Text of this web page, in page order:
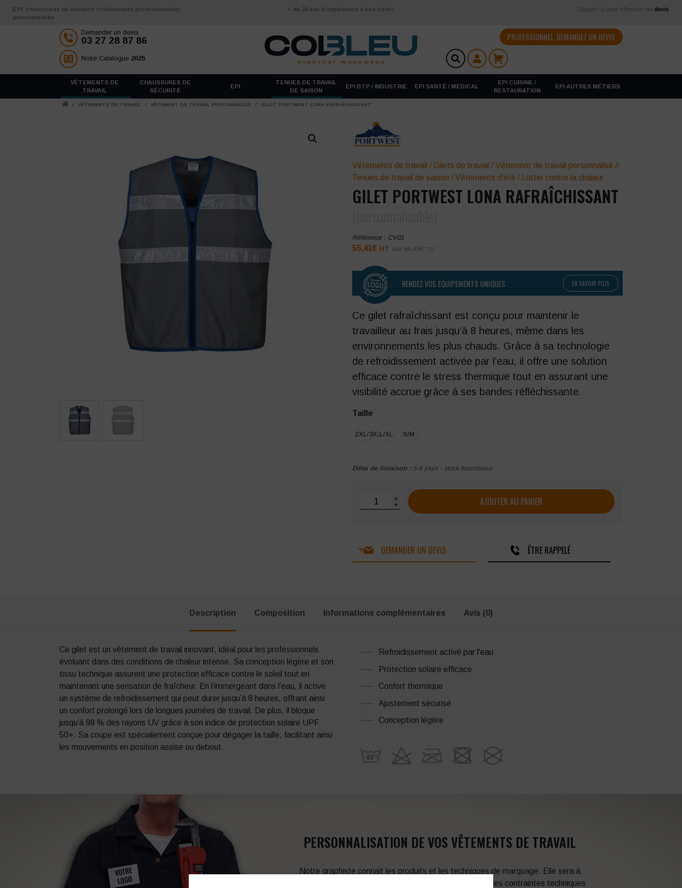
Aller au contenu
EPI chaussures de sécurité et vêtements professionnels
personnalisés
+ de 24 ans d’expérience à vos côtés Cliquez ici pour effectuer un devis
Demander un devis
03 27 28 87 86
Notre Catalogue 2025
PROFESSIONNEL, DEMANDEZ UN DEVIS
VÊTEMENTS DE
TRAVAIL
CHAUSSURES DE
SÉCURITÉ
EPI
TENUES DE TRAVAIL
DE SAISON
EPI BTP / INDUSTRIE EPI SANTÉ / MÉDICAL
EPI CUISINE /
RESTAURATION
EPI AUTRES MÉTIERS
/ VÊTEMENTS DE TRAVAIL / VÊTEMENT DE TRAVAIL PERSONNALISÉ / GILET PORTWEST LONA RAFRAÎCHISSANT
Vêtements de travail / Gilets de travail /Vêtement de travail personnalisé //
Tenues de travail de saison /Vêtements d'été / Lutter contre la chaleur
GILET PORTWEST LONA RAFRAÎCHISSANT
Référence : CV01
55,41€ HT soit 66,49€ TTC
RENDEZ VOS ÉQUIPEMENTS UNIQUES EN SAVOIR PLUS
Ce gilet rafraîchissant est conçu pour maintenir le
travailleur au frais jusqu’à 8 heures, même dans les
environnements les plus chauds. Grâce à sa technologie
de refroidissement activée par l’eau, il offre une solution
efficace contre le stress thermique tout en assurant une
visibilité accrue grâce à ses bandes réfléchissante.
Taille
2XL/3XLL/XL S/M
Délai de livraison : 5-8 jours - stock fournisseur
quantité de Gilet PORTWEST Lona rafraîchissant
AJOUTER AU PANIER
DEMANDER UN DEVIS ÊTRE RAPPELÉ
Description Composition Informations complémentaires Avis (0)
Ce gilet est un vêtement de travail innovant, idéal pour les professionnels
évoluant dans des conditions de chaleur intense. Sa conception légère et son
tissu technique assurent une protection efficace contre le soleil tout en
maintenant une sensation de fraîcheur. En l’immergeant dans l’eau, il active
un système de refroidissement qui peut durer jusqu’à 8 heures, offrant ainsi
un confort prolongé lors de longues journées de travail. De plus, il bloque
jusqu’à 98 % des rayons UV grâce à son indice de protection solaire UPF
50+. Sa coupe est spécialement conçue pour dégager la taille, facilitant ainsi
les mouvements en position assise ou debout.
Refroidissement activé par l'eau
Protection solaire efficace
Confort thermique
Ajustement sécurisé
Conception légère
PERSONNALISATION DE VOS VÊTEMENTS DE TRAVAIL
Notre graphiste connait les produits et les techniques de marquage. Elle sera à
votre service afin d’optimiser votre support en fonction des contraintes techniques